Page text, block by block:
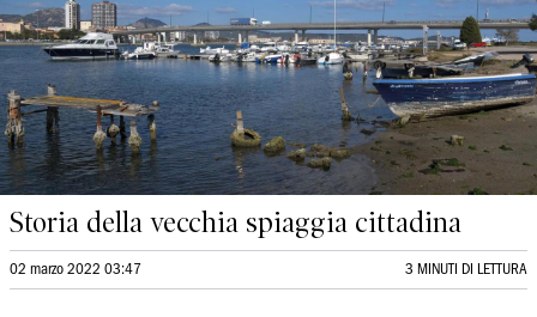
Storia della vecchia spiaggia cittadina
02 marzo 2022 03:47 3 MINUTI DI LETTURA